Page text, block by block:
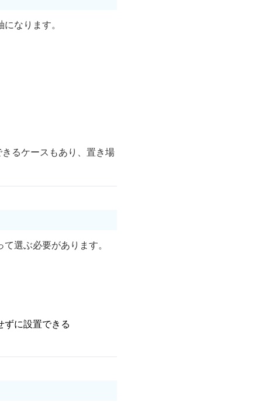
なります。
るケースもあり、置き場
て選ぶ必要があります。
ずに設置できる